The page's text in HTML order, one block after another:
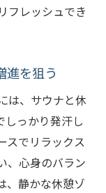
フレッシュでき
進を狙う
は、サウナと休
しっかり発汗し
スでリラックス
、心身のバラン
、静かな休憩ゾ